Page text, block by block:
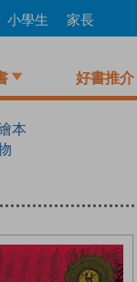
小學生 家長
好書推介
本